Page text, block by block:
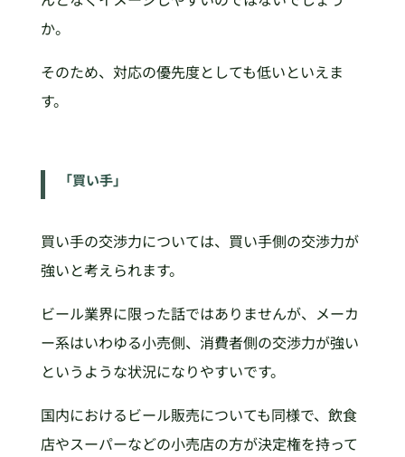
か。
そのため、対応の優先度としても低いといえま
す。
「買い手」
買い手の交渉力については、買い手側の交渉力が
強いと考えられます。
ビール業界に限った話ではありませんが、メーカ
ー系はいわゆる小売側、消費者側の交渉力が強い
というような状況になりやすいです。
国内におけるビール販売についても同様で、飲食
店やスーパーなどの小売店の方が決定権を持って